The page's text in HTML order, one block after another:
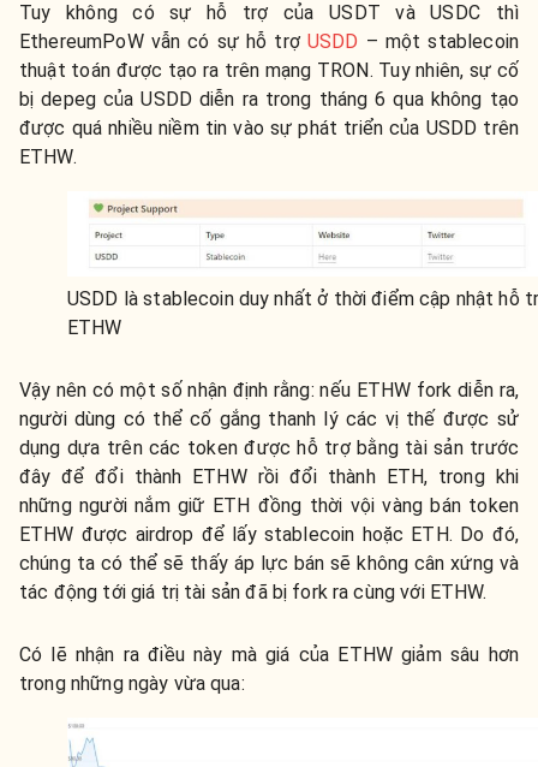
Tuy không có sự hỗ trợ của USDT và USDC thì
EthereumPoW vẫn có sự hỗ trợ USDD – một stablecoin
thuật toán được tạo ra trên mạng TRON. Tuy nhiên, sự cố
bị depeg của USDD diễn ra trong tháng 6 qua không tạo
được quá nhiều niềm tin vào sự phát triển của USDD trên
ETHW.
USDD là stablecoin duy nhất ở thời điểm cập nhật hỗ
ETHW
Vậy nên có một số nhận định rằng: nếu ETHW fork diễn ra,
người dùng có thể cố gắng thanh lý các vị thế được sử
dụng dựa trên các token được hỗ trợ bằng tài sản trước
đây để đổi thành ETHW rồi đổi thành ETH, trong khi
những người nắm giữ ETH đồng thời vội vàng bán token
ETHW được airdrop để lấy stablecoin hoặc ETH. Do đó,
chúng ta có thể sẽ thấy áp lực bán sẽ không cân xứng và
tác động tới giá trị tài sản đã bị fork ra cùng với ETHW.
Có lẽ nhận ra điều này mà giá của ETHW giảm sâu hơn
trong những ngày vừa qua: